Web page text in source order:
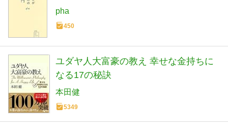
pha
450
ユダヤ人大富豪の教え 幸せな金持ちに
なる17の秘訣
本田健
5349